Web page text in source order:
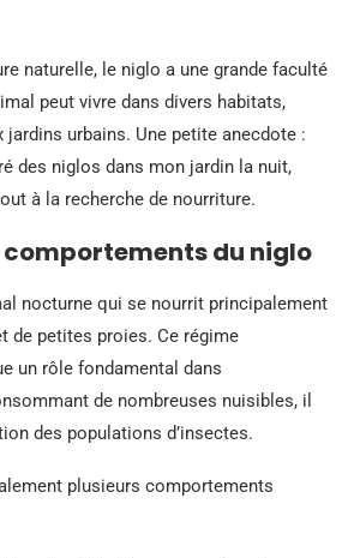
naturelle, le niglo a une grande faculté
peut vivre dans divers habitats,
urbains. Une petite anecdote :
des niglos dans mon jardin la nuit,
à la recherche de nourriture.
du niglo
nocturne qui se nourrit principalement
de petites proies. Ce régime
un rôle fondamental dans
de nombreuses nuisibles, il
des populations d’insectes.
plusieurs comportements